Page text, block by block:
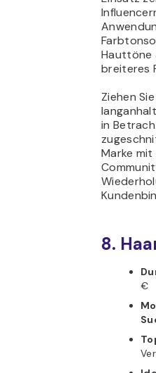
Hauttöne
breiteres
Ziehen
in
Marke
8.
€